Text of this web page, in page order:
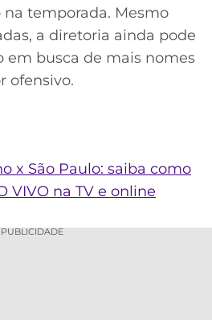
temporada. Mesmo
a diretoria ainda pode
em busca de mais nomes
ofensivo.
x São Paulo: saiba como
VIVO na TV e online
PUBLICIDADE